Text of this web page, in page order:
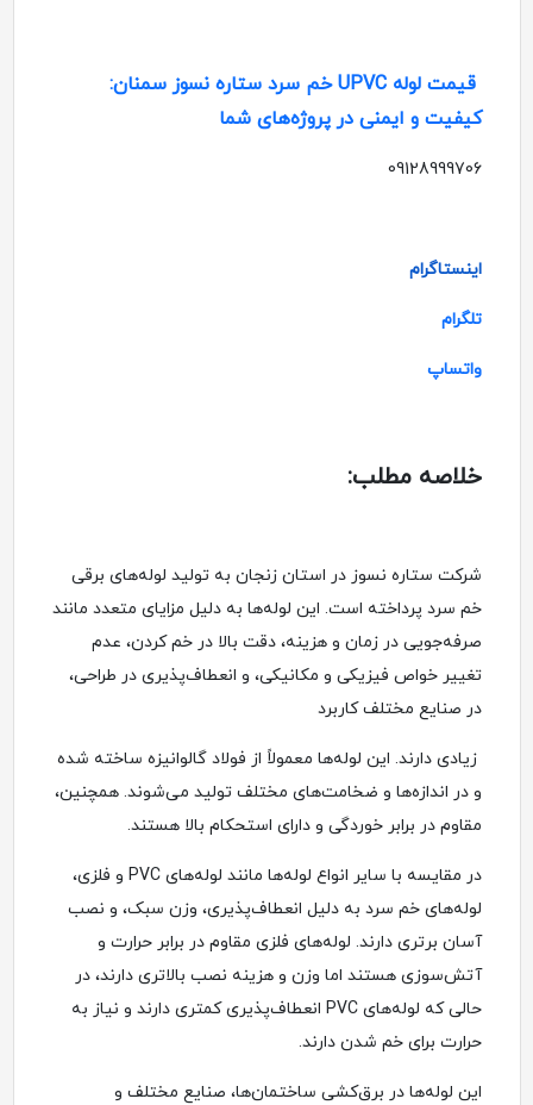
قیمت لوله UPVC خم سرد ستاره نسوز سمنان:
کیفیت و ایمنی در پروژه‌های شما
09128999706
اینستاگرام
تلگرام
واتساپ
خلاصه مطلب:
شرکت ستاره نسوز در استان زنجان به تولید لوله‌های برقی
خم سرد پرداخته است. این لوله‌ها به دلیل مزایای متعدد مانند
صرفه‌جویی در زمان و هزینه، دقت بالا در خم کردن، عدم
تغییر خواص فیزیکی و مکانیکی، و انعطاف‌پذیری در طراحی،
در صنایع مختلف کاربرد
زیادی دارند. این لوله‌ها معمولاً از فولاد گالوانیزه ساخته شده
و در اندازه‌ها و ضخامت‌های مختلف تولید می‌شوند. همچنین،
مقاوم در برابر خوردگی و دارای استحکام بالا هستند.
در مقایسه با سایر انواع لوله‌ها مانند لوله‌های PVC و فلزی،
لوله‌های خم سرد به دلیل انعطاف‌پذیری، وزن سبک، و نصب
آسان برتری دارند. لوله‌های فلزی مقاوم در برابر حرارت و
آتش‌سوزی هستند اما وزن و هزینه نصب بالاتری دارند، در
حالی که لوله‌های PVC انعطاف‌پذیری کمتری دارند و نیاز به
حرارت برای خم شدن دارند.
این لوله‌ها در برق‌کشی ساختمان‌ها، صنایع مختلف و